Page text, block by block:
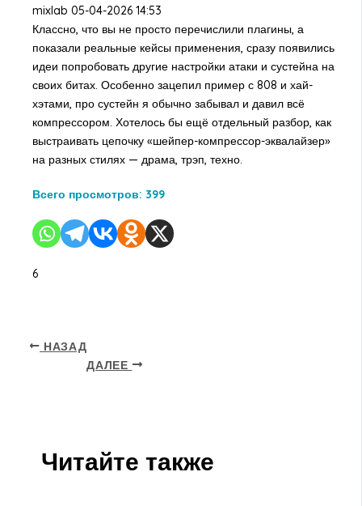
mixlab 05-04-2026 14:53
Классно, что вы не просто перечислили плагины, а
показали реальные кейсы применения, сразу появились
идеи попробовать другие настройки атаки и сустейна на
своих битах. Особенно зацепил пример с 808 и хай-
хэтами, про сустейн я обычно забывал и давил всё
компрессором. Хотелось бы ещё отдельный разбор, как
выстраивать цепочку «шейпер-компрессор-эквалайзер»
на разных стилях — драма, трэп, техно.
Всего просмотров: 399
6
НАЗАД
ДАЛЕЕ
Читайте также